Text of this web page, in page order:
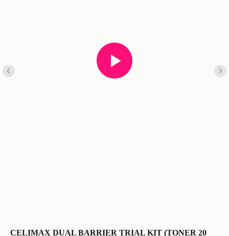
CELIMAX DUAL BARRIER TRIAL KIT (TONER 20